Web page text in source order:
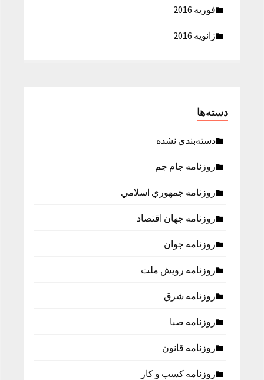
فوریه 2016
ژانویه 2016
دسته‌ها
دسته‌بندی نشده
روزنامه جام جم
روزنامه جمهوري اسلامي
روزنامه جهان اقتصاد
روزنامه جوان
روزنامه رویش ملت
روزنامه شرق
روزنامه صبا
روزنامه قانون
روزنامه كسب و كار